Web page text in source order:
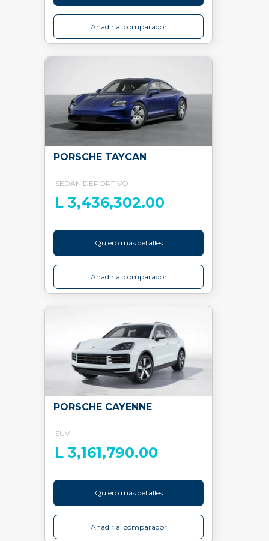
Añadir al comparador
PORSCHE TAYCAN
SEDÁN DEPORTIVO
L 3,436,302.00
Quiero más detalles
Añadir al comparador
PORSCHE CAYENNE
SUV
L 3,161,790.00
Quiero más detalles
Añadir al comparador